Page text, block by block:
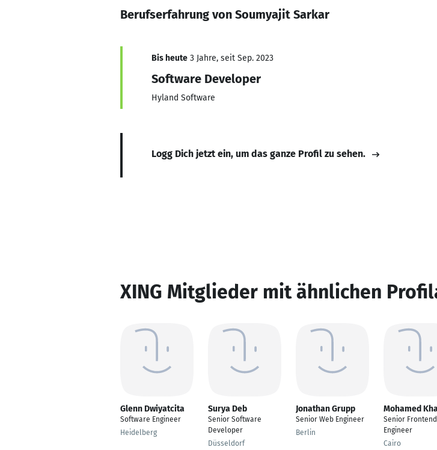
Berufserfahrung von Soumyajit Sarkar
Bis heute 3 Jahre, seit Sep. 2023
Software Developer
Hyland Software
Logg Dich jetzt ein, um das ganze Profil zu sehen.
XING Mitglieder mit ähnlichen
Glenn Dwiyatcita
Software Engineer
Heidelberg
Surya Deb
Senior Software
Developer
Düsseldorf
Jonathan Grupp
Senior Web Engineer
Berlin
Mohamed
Senior Frontend
Engineer
Cairo